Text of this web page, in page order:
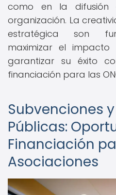
como en la
organización. La
estratégica son
maximizar el
garantizar su éxito
financiación para las
Subvenciones
Públicas:
Financiación
Asociaciones